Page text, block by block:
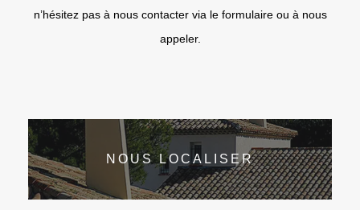
n’hésitez pas à nous contacter via le formulaire ou à nous
appeler.
NOUS LOCALISER